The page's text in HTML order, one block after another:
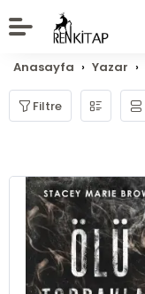
Anasayfa Yazar
Filtre